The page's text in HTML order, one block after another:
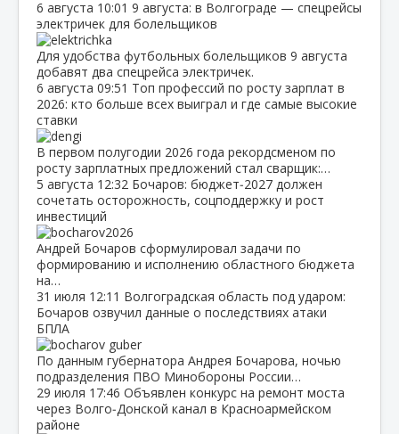
6 августа 10:01 9 августа: в Волгограде — спецрейсы
электричек для болельщиков
Для удобства футбольных болельщиков 9 августа
добавят два спецрейса электричек.
6 августа 09:51 Топ профессий по росту зарплат в
2026: кто больше всех выиграл и где самые высокие
ставки
В первом полугодии 2026 года рекордсменом по
росту зарплатных предложений стал сварщик:…
5 августа 12:32 Бочаров: бюджет‑2027 должен
сочетать осторожность, соцподдержку и рост
инвестиций
Андрей Бочаров сформулировал задачи по
формированию и исполнению областного бюджета
на…
31 июля 12:11 Волгоградская область под ударом:
Бочаров озвучил данные о последствиях атаки
БПЛА
По данным губернатора Андрея Бочарова, ночью
подразделения ПВО Минобороны России…
29 июля 17:46 Объявлен конкурс на ремонт моста
через Волго‑Донской канал в Красноармейском
районе